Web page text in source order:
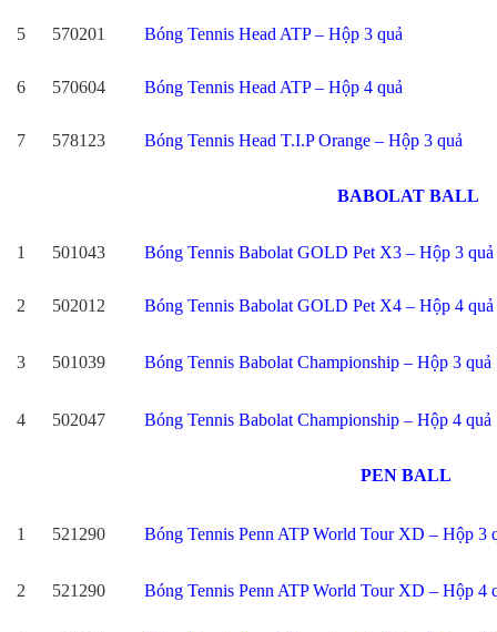
5 570201 Bóng Tennis Head ATP – Hộp 3 quả
6 570604 Bóng Tennis Head ATP – Hộp 4 quả
7 578123 Bóng Tennis Head T.I.P Orange – Hộp 3 quả
BABOLAT BALL
1 501043 Bóng Tennis Babolat GOLD Pet X3 – Hộp 3 quả
2 502012 Bóng Tennis Babolat GOLD Pet X4 – Hộp 4 quả
3 501039 Bóng Tennis Babolat Championship – Hộp 3 quả
4 502047 Bóng Tennis Babolat Championship – Hộp 4 quả
PEN BALL
1 521290 Bóng Tennis Penn ATP World Tour XD – Hộp 3
2 521290 Bóng Tennis Penn ATP World Tour XD – Hộp 4